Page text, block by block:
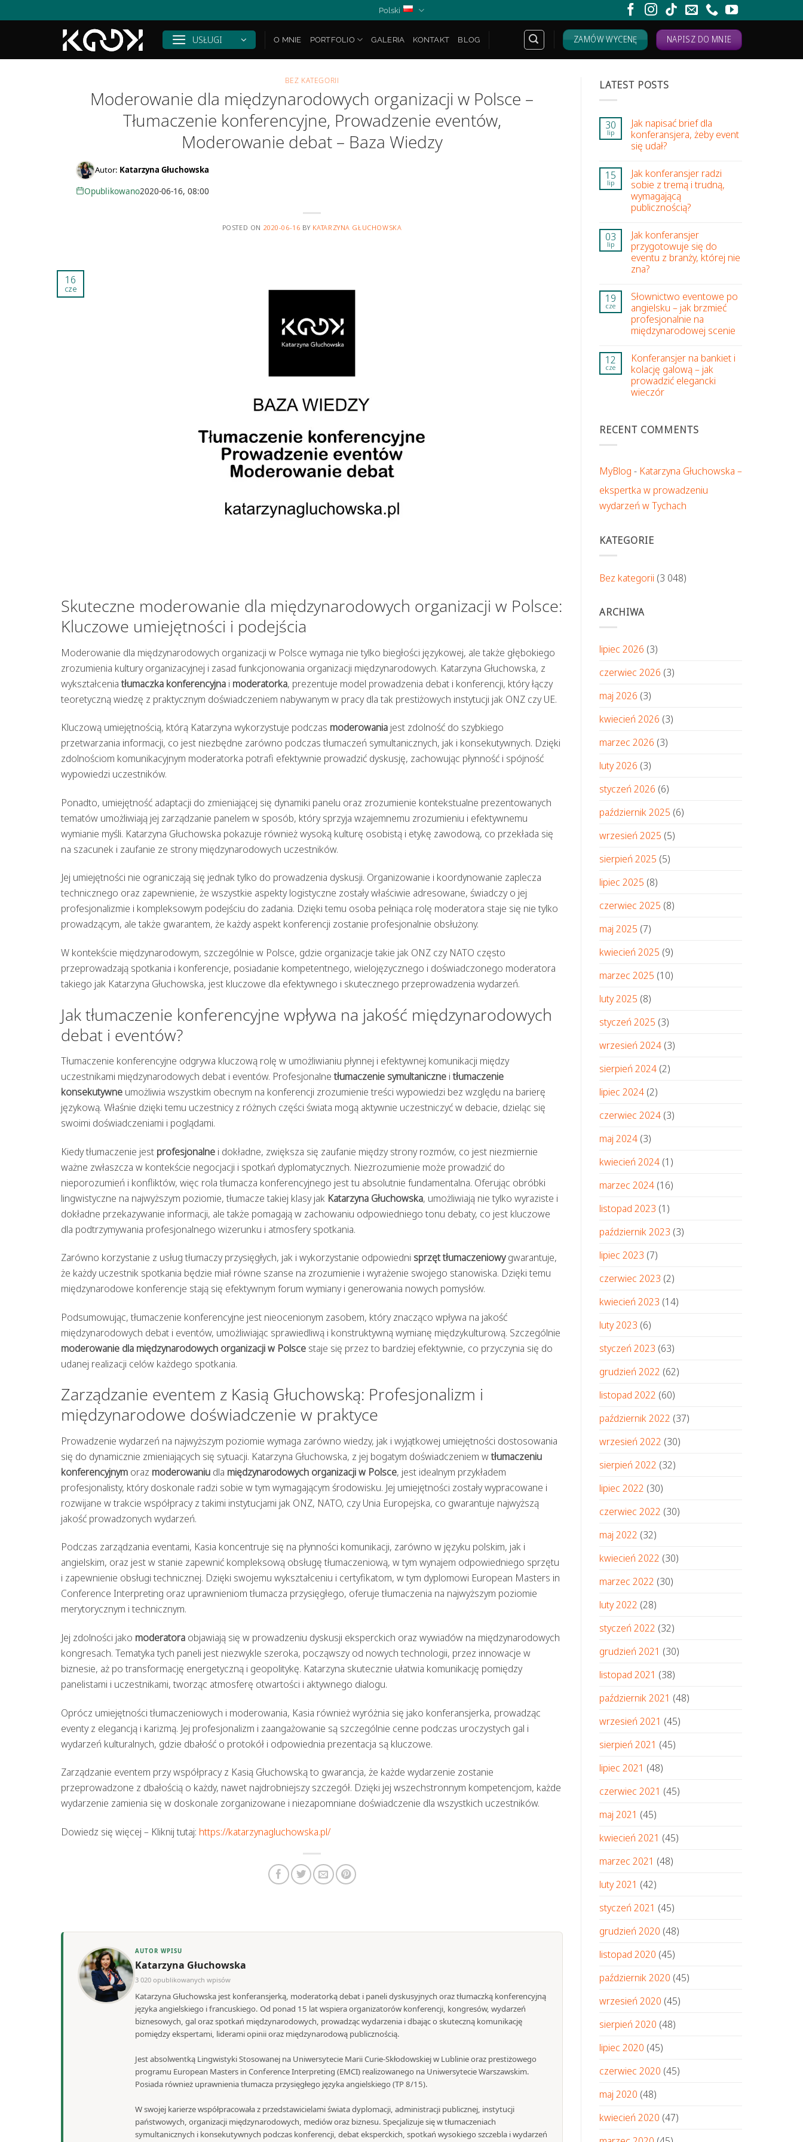
to
Polski
USŁUGI O MNIE PORTFOLIO GALERIA KONTAKT BLOG ZAMÓW WYCENĘ NAPISZ DO MNIE
BEZ KATEGORII
Moderowanie dla międzynarodowych organizacji w Polsce –
Tłumaczenie konferencyjne, Prowadzenie eventów,
Moderowanie debat – Baza Wiedzy
Autor: Katarzyna Głuchowska
Opublikowano2020-06-16, 08:00
POSTED ON 2020-06-16 BY KATARZYNA GŁUCHOWSKA
16
cze
Skuteczne moderowanie dla międzynarodowych organizacji w Polsce:
Kluczowe umiejętności i podejścia
Moderowanie dla międzynarodowych organizacji w Polsce wymaga nie tylko biegłości językowej, ale także głębokiego
zrozumienia kultury organizacyjnej i zasad funkcjonowania organizacji międzynarodowych. Katarzyna Głuchowska, z
wykształceniatłumaczka konferencyjna i moderatorka, prezentuje model prowadzenia debat i konferencji, który łączy
teoretyczną wiedzę z praktycznym doświadczeniem nabywanym w pracy dla tak prestiżowych instytucji jak ONZ czy UE.
Kluczową umiejętnością, którą Katarzyna wykorzystuje podczas moderowania jest zdolność do szybkiego
przetwarzania informacji, co jest niezbędne zarówno podczas tłumaczeń symultanicznych, jak i konsekutywnych. Dzięki
zdolnościom komunikacyjnym moderatorka potrafi efektywnie prowadzić dyskusję, zachowując płynność i spójność
wypowiedzi uczestników.
Ponadto, umiejętność adaptacji do zmieniającej się dynamiki panelu oraz zrozumienie kontekstualne prezentowanych
tematów umożliwiają jej zarządzanie panelem w sposób, który sprzyja wzajemnemu zrozumieniu i efektywnemu
wymianie myśli. Katarzyna Głuchowska pokazuje również wysoką kulturę osobistą i etykę zawodową, co przekłada się
na szacunek i zaufanie ze strony międzynarodowych uczestników.
Jej umiejętności nie ograniczają się jednak tylko do prowadzenia dyskusji. Organizowanie i koordynowanie zaplecza
technicznego oraz zapewnienie, że wszystkie aspekty logistyczne zostały właściwie adresowane, świadczy o jej
profesjonalizmie i kompleksowym podejściu do zadania. Dzięki temu osoba pełniąca rolę moderatora staje się nie tylko
prowadzącym, ale także gwarantem, że każdy aspekt konferencji zostanie profesjonalnie obsłużony.
W kontekście międzynarodowym, szczególnie w Polsce, gdzie organizacje takie jak ONZ czy NATO często
przeprowadzają spotkania i konferencje, posiadanie kompetentnego, wielojęzycznego i doświadczonego moderatora
takiego jak Katarzyna Głuchowska, jest kluczowe dla efektywnego i skutecznego przeprowadzenia wydarzeń.
Jak tłumaczenie konferencyjne wpływa na jakość międzynarodowych
debat i eventów?
Tłumaczenie konferencyjne odgrywa kluczową rolę w umożliwianiu płynnej i efektywnej komunikacji między
uczestnikami międzynarodowych debat i eventów. Profesjonalnetłumaczenie symultaniczne itłumaczenie
konsekutywne umożliwia wszystkim obecnym na konferencji zrozumienie treści wypowiedzi bez względu na barierę
językową. Właśnie dzięki temu uczestnicy z różnych części świata mogą aktywnie uczestniczyć w debacie, dzieląc się
swoimi doświadczeniami i poglądami.
Kiedy tłumaczenie jest profesjonalne i dokładne, zwiększa się zaufanie między strony rozmów, co jest niezmiernie
ważne zwłaszcza w kontekście negocjacji i spotkań dyplomatycznych. Niezrozumienie może prowadzić do
nieporozumień i konfliktów, więc rola tłumacza konferencyjnego jest tu absolutnie fundamentalna. Oferując obróbki
lingwistyczne na najwyższym poziomie, tłumacze takiej klasy jak Katarzyna Głuchowska, umożliwiają nie tylko wyraziste i
dokładne przekazywanie informacji, ale także pomagają w zachowaniu odpowiedniego tonu debaty, co jest kluczowe
dla podtrzymywania profesjonalnego wizerunku i atmosfery spotkania.
Zarówno korzystanie z usług tłumaczy przysięgłych, jak i wykorzystanie odpowiedni sprzęt tłumaczeniowygwarantuje,
że każdy uczestnik spotkania będzie miał równe szanse na zrozumienie i wyrażenie swojego stanowiska. Dzięki temu
międzynarodowe konferencje stają się efektywnym forum wymiany i generowania nowych pomysłów.
Podsumowując, tłumaczenie konferencyjne jest nieocenionym zasobem, który znacząco wpływa na jakość
międzynarodowych debat i eventów, umożliwiając sprawiedliwą i konstruktywną wymianę międzykulturową. Szczególnie
moderowanie dla międzynarodowych organizacji w Polsce staje się przez to bardziej efektywnie, co przyczynia się do
udanej realizacji celów każdego spotkania.
Zarządzanie eventem z Kasią Głuchowską: Profesjonalizm i
międzynarodowe doświadczenie w praktyce
Prowadzenie wydarzeń na najwyższym poziomie wymaga zarówno wiedzy, jak i wyjątkowej umiejętności dostosowania
się do dynamicznie zmieniających się sytuacji. Katarzyna Głuchowska, z jej bogatym doświadczeniem wtłumaczeniu
konferencyjnym oraz moderowaniu dla międzynarodowych organizacji w Polsce, jest idealnym przykładem
profesjonalisty, który doskonale radzi sobie w tym wymagającym środowisku. Jej umiejętności zostały wypracowane i
rozwijane w trakcie współpracy z takimi instytucjami jak ONZ, NATO, czy Unia Europejska, co gwarantuje najwyższą
jakość prowadzonych wydarzeń.
Podczas zarządzania eventami, Kasia koncentruje się na płynności komunikacji, zarówno w języku polskim, jak i
angielskim, oraz jest w stanie zapewnić kompleksową obsługę tłumaczeniową, w tym wynajem odpowiedniego sprzętu
i zapewnienie obsługi technicznej. Dzięki swojemu wykształceniu i certyfikatom, w tym dyplomowi European Masters in
Conference Interpreting oraz uprawnieniom tłumacza przysięgłego, oferuje tłumaczenia na najwyższym poziomie
merytorycznym i technicznym.
Jej zdolności jako moderatora objawiają się w prowadzeniu dyskusji eksperckich oraz wywiadów na międzynarodowych
kongresach. Tematyka tych paneli jest niezwykle szeroka, począwszy od nowych technologii, przez innowacje w
biznesie, aż po transformację energetyczną i geopolitykę. Katarzyna skutecznie ułatwia komunikację pomiędzy
panelistami i uczestnikami, tworząc atmosferę otwartości i aktywnego dialogu.
Oprócz umiejętności tłumaczeniowych i moderowania, Kasia również wyróżnia się jako konferansjerka, prowadząc
eventy z elegancją i karizmą. Jej profesjonalizm i zaangażowanie są szczególnie cenne podczas uroczystych gal i
wydarzeń kulturalnych, gdzie dbałość o protokół i odpowiednia prezentacja są kluczowe.
Zarządzanie eventem przy współpracy z Kasią Głuchowską to gwarancja, że każde wydarzenie zostanie
przeprowadzone z dbałością o każdy, nawet najdrobniejszy szczegół. Dzięki jej wszechstronnym kompetencjom, każde
wydarzenie zamienia się w doskonale zorganizowane i niezapomniane doświadczenie dla wszystkich uczestników.
Dowiedz się więcej – Kliknij tutaj: https://katarzynagluchowska.pl/
AUTOR WPISU
Katarzyna Głuchowska
3 020 opublikowanych wpisów
Katarzyna Głuchowska jest konferansjerką, moderatorką debat i paneli dyskusyjnych oraz tłumaczką konferencyjną
języka angielskiego i francuskiego. Od ponad 15 lat wspiera organizatorów konferencji, kongresów, wydarzeń
biznesowych, gal oraz spotkań międzynarodowych, prowadząc wydarzenia i dbając o skuteczną komunikację
pomiędzy ekspertami, liderami opinii oraz międzynarodową publicznością.
Jest absolwentką Lingwistyki Stosowanej na Uniwersytecie Marii Curie-Skłodowskiej w Lublinie oraz prestiżowego
programu European Masters in Conference Interpreting (EMCI) realizowanego na Uniwersytecie Warszawskim.
Posiada również uprawnienia tłumacza przysięgłego języka angielskiego (TP 8/15).
W swojej karierze współpracowała z przedstawicielami świata dyplomacji, administracji publicznej, instytucji
państwowych, organizacji międzynarodowych, mediów oraz biznesu. Specjalizuje się w tłumaczeniach
symultanicznych i konsekutywnych podczas konferencji, debat eksperckich, spotkań wysokiego szczebla i wydarzeń
LATEST POSTS
30
lip
Jak napisać brief dla
konferansjera, żeby event
się udał?
15
lip
Jak konferansjer radzi
sobie z tremą i trudną,
wymagającą
publicznością?
03
lip
Jak konferansjer
przygotowuje się do
eventu z branży, której nie
zna?
19
cze
Słownictwo eventowe po
angielsku – jak brzmieć
profesjonalnie na
międzynarodowej scenie
12
cze
Konferansjer na bankiet i
kolację galową – jak
prowadzić elegancki
wieczór
RECENT COMMENTS
MyBlog - Katarzyna Głuchowska –
ekspertka w prowadzeniu
wydarzeń w Tychach
KATEGORIE
Bez kategorii (3 048)
ARCHIWA
lipiec 2026 (3)
czerwiec 2026 (3)
maj 2026 (3)
kwiecień 2026 (3)
marzec 2026 (3)
luty 2026 (3)
styczeń 2026 (6)
październik 2025 (6)
wrzesień 2025 (5)
sierpień 2025 (5)
lipiec 2025 (8)
czerwiec 2025 (8)
maj 2025 (7)
kwiecień 2025 (9)
marzec 2025 (10)
luty 2025 (8)
styczeń 2025 (3)
wrzesień 2024 (3)
sierpień 2024 (2)
lipiec 2024 (2)
czerwiec 2024 (3)
maj 2024 (3)
kwiecień 2024 (1)
marzec 2024 (16)
listopad 2023 (1)
październik 2023 (3)
lipiec 2023 (7)
czerwiec 2023 (2)
kwiecień 2023 (14)
luty 2023 (6)
styczeń 2023 (63)
grudzień 2022 (62)
listopad 2022 (60)
październik 2022 (37)
wrzesień 2022 (30)
sierpień 2022 (32)
lipiec 2022 (30)
czerwiec 2022 (30)
maj 2022 (32)
kwiecień 2022 (30)
marzec 2022 (30)
luty 2022 (28)
styczeń 2022 (32)
grudzień 2021 (30)
listopad 2021 (38)
październik 2021 (48)
wrzesień 2021 (45)
sierpień 2021 (45)
lipiec 2021 (48)
czerwiec 2021 (45)
maj 2021 (45)
kwiecień 2021 (45)
marzec 2021 (48)
luty 2021 (42)
styczeń 2021 (45)
grudzień 2020 (48)
listopad 2020 (45)
październik 2020 (45)
wrzesień 2020 (45)
sierpień 2020 (48)
lipiec 2020 (45)
czerwiec 2020 (45)
maj 2020 (48)
kwiecień 2020 (47)